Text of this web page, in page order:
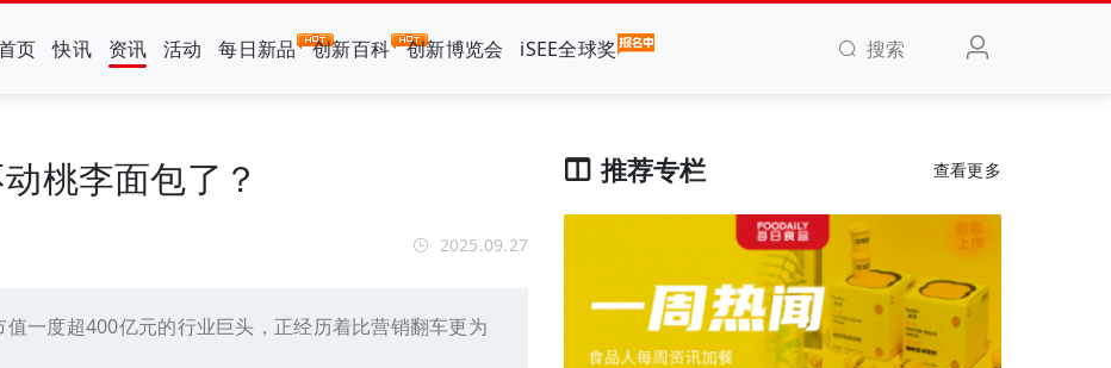
页 快讯 资讯 活动 每日新品 创新百科 创新博览会 iSEE全球奖 搜索
桃李面包了？
2025.09.27
值一度超400亿元的行业巨头，正经历着比营销翻车更为
推荐专栏 查看更多